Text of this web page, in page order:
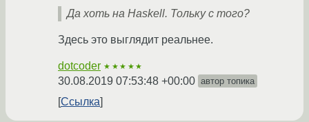
Да хоть на Haskell. Тольку с того?
Здесь это выглядит реальнее.
dotcoder ★★★★★
30.08.2019 07:53:48 +00:00 автор топика
Ссылка